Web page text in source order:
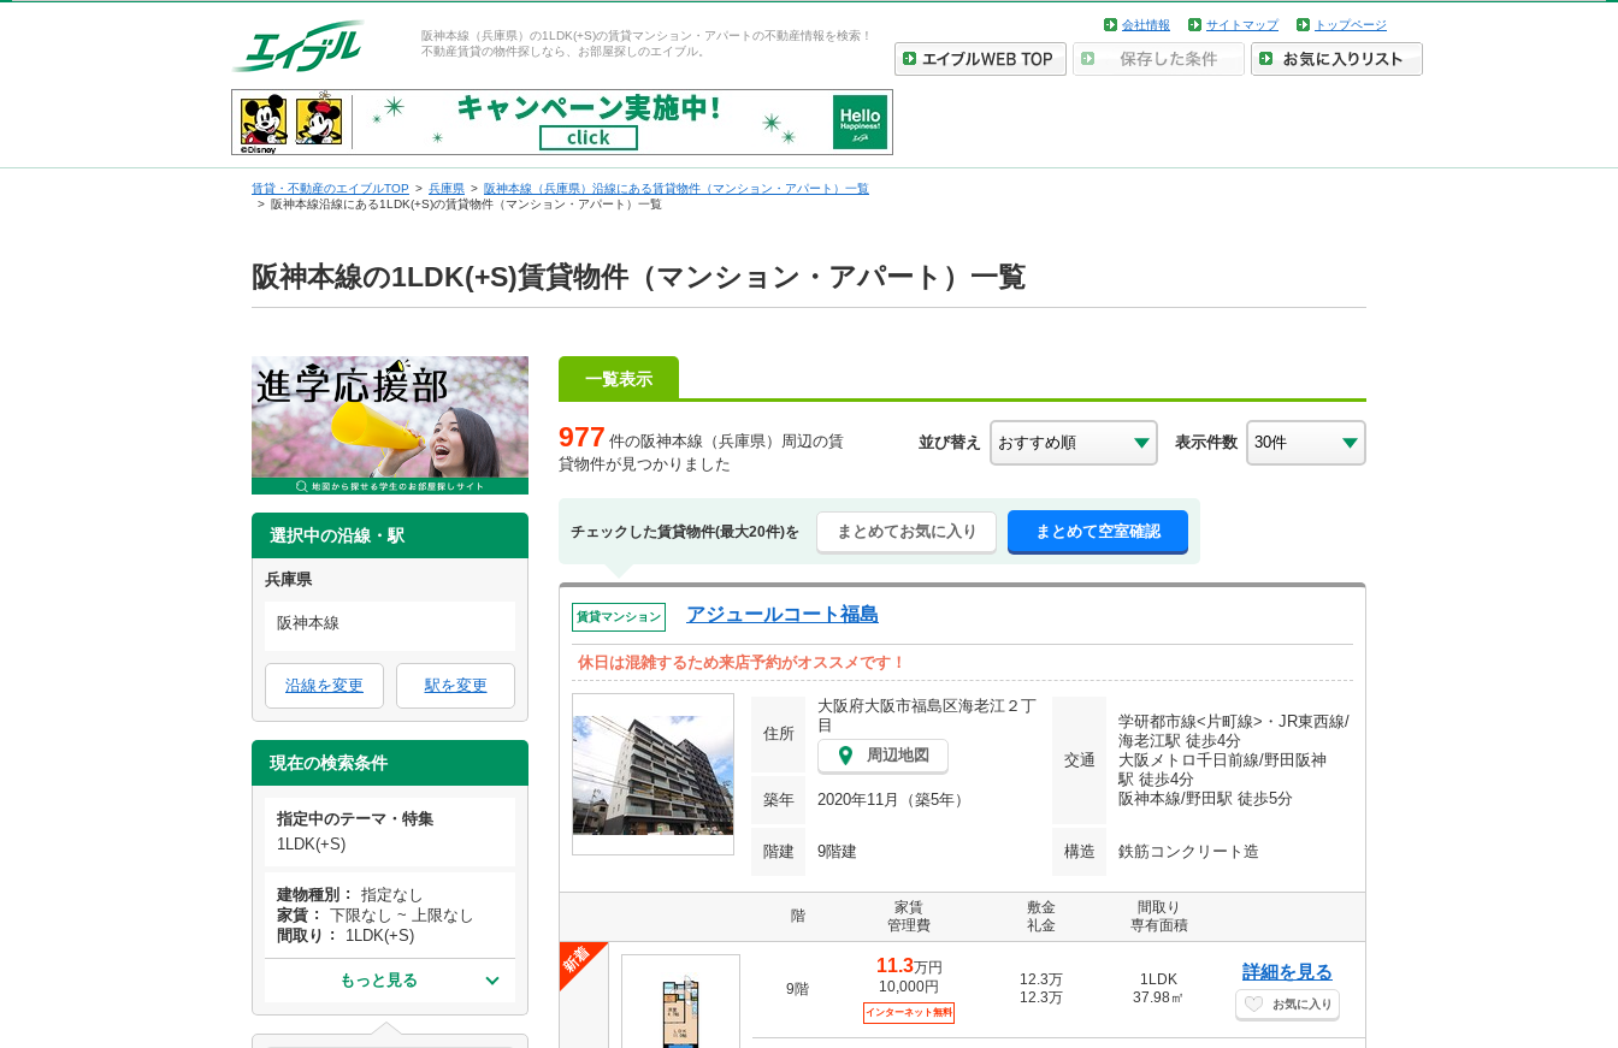
阪神本線（兵庫県）の1LDK(+S)の賃貸マンション・アパートの不動産情報を検索！
不動産賃貸の物件探しなら、お部屋探しのエイブル。
会社情報 サイトマップ トップページ
賃貸・不動産のエイブルTOP 兵庫県
阪神本線（兵庫県）沿線にある賃貸物件（マンション・アパート）一覧
阪神本線沿線にある1LDK(+S)の賃貸物件（マンション・アパート）一覧
阪神本線の1LDK(+S)賃貸物件（マンション・アパート）一覧
選択中の沿線・駅
兵庫県
阪神本線
沿線を変更 駅を変更
現在の検索条件
指定中のテーマ・特集
1LDK(+S)
建物種別
指定なし
家賃
下限なし ~ 上限なし
間取り
1LDK(+S)
もっと見る
一覧表示
977 件の阪神本線（兵庫県）周辺の賃
貸物件が見つかりました
並び替え 表示件数
チェックした賃貸物件(最大20件)を まとめてお気に入り まとめて空室確認
賃貸マンション アジュールコート福島
休日は混雑するため来店予約がオススメです！
住所
大阪府大阪市福島区海老江２丁
目
周辺地図
交通
学研都市線<片町線>・JR東西線/
海老江駅 徒歩4分
大阪メトロ千日前線/野田阪神
駅 徒歩4分
阪神本線/野田駅 徒歩5分
築年 2020年11月（築5年）
階建 9階建 構造 鉄筋コンクリート造
階
家賃
管理費
敷金
礼金
間取り
専有面積
9階
11.3万円
10,000円
インターネット無料
12.3万
12.3万
1LDK
37.98㎡
詳細を見る
お気に入り